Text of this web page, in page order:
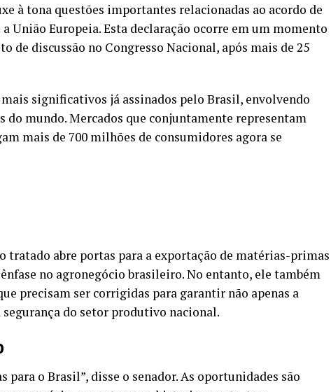
à tona questões importantes relacionadas ao acordo de
União Europeia. Esta declaração ocorre em um momento
de discussão no Congresso Nacional, após mais de 25
significativos já assinados pelo Brasil, envolvendo
do mundo. Mercados que conjuntamente representam
mais de 700 milhões de consumidores agora se
tratado abre portas para a exportação de matérias-primas
no agronegócio brasileiro. No entanto, ele também
precisam ser corrigidas para garantir não apenas a
do setor produtivo nacional.
para o Brasil”, disse o senador. As oportunidades são